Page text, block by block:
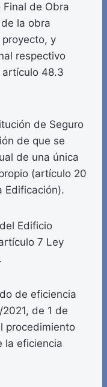
de Obra
la obra
y
respectivo
artículo 48.3
de Seguro
de que se
de una única
(artículo 20
Edificación).
Edificio
7 Ley
de eficiencia
de 1 de
procedimiento
la eficiencia